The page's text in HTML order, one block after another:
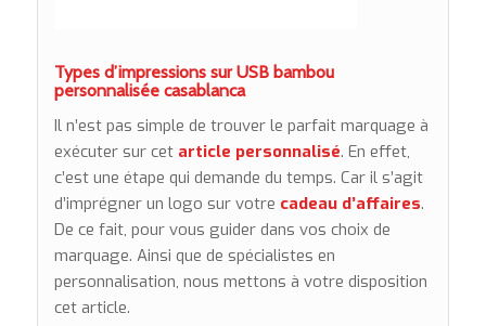
Types d’impressions sur USB bambou
personnalisée casablanca
Il n’est pas simple de trouver le parfait marquage à
exécuter sur cet article personnalisé. En effet,
c’est une étape qui demande du temps. Car il s’agit
d’imprégner un logo sur votre cadeau d’affaires.
De ce fait, pour vous guider dans vos choix de
marquage. Ainsi que de spécialistes en
personnalisation, nous mettons à votre disposition
cet article.